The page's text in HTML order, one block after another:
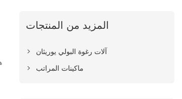
المزيد من المنتجات
آلات رغوة البولي يوريثان
ماكينات المراتب